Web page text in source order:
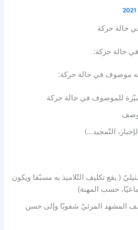
حالة حركة
حالة حركة:
موصوف في حالة حركة:
للموصوف في حالة حركة
التّمجيد…)
( يقع تكليف التّلاميذ به مسبّقا ويكون
حسب المهنة)
المشهد المرئيّ شفويّا وإلى حسن